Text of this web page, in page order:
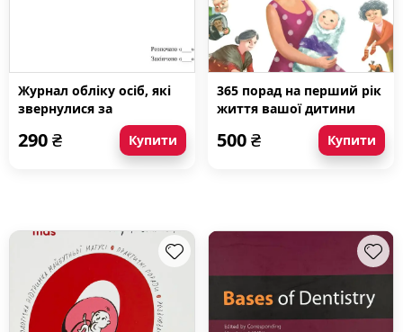
Журнал обліку осіб, які
звернулися за
допомогою
290₴ Купити
365 порад на перший рік
життя вашої дитини
500₴ Купити